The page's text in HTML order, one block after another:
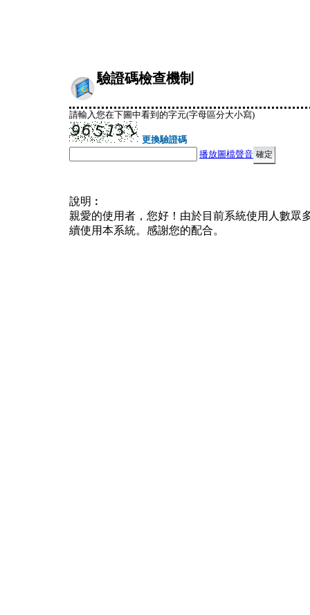
驗證碼檢查機制
請輸入您在下圖中看到的字元(字母區分大小寫)
更換驗證碼
播放圖檔聲音
說明︰
親愛的使用者，您好！由於目前系統使用人數眾
續使用本系統。感謝您的配合。